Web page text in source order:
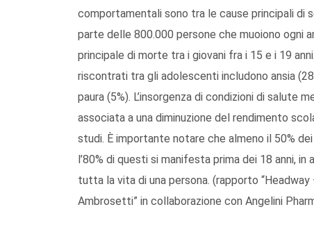
comportamentali sono tra le cause principali di
parte delle 800.000 persone che muoiono ogni
principale di morte tra i giovani fra i 15 e i 19
riscontrati tra gli adolescenti includono ansia
paura (5%). L’insorgenza di condizioni di salute
associata a una diminuzione del rendimento
studi. È importante notare che almeno il 50%
l’80% di questi si manifesta prima dei 18 anni,
tutta la vita di una persona. (rapporto
Ambrosetti” in collaborazione con Angelini